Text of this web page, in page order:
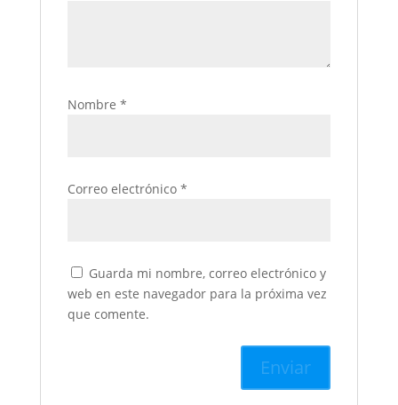
Nombre *
Correo electrónico *
Guarda mi nombre, correo electrónico y
web en este navegador para la próxima vez
que comente.